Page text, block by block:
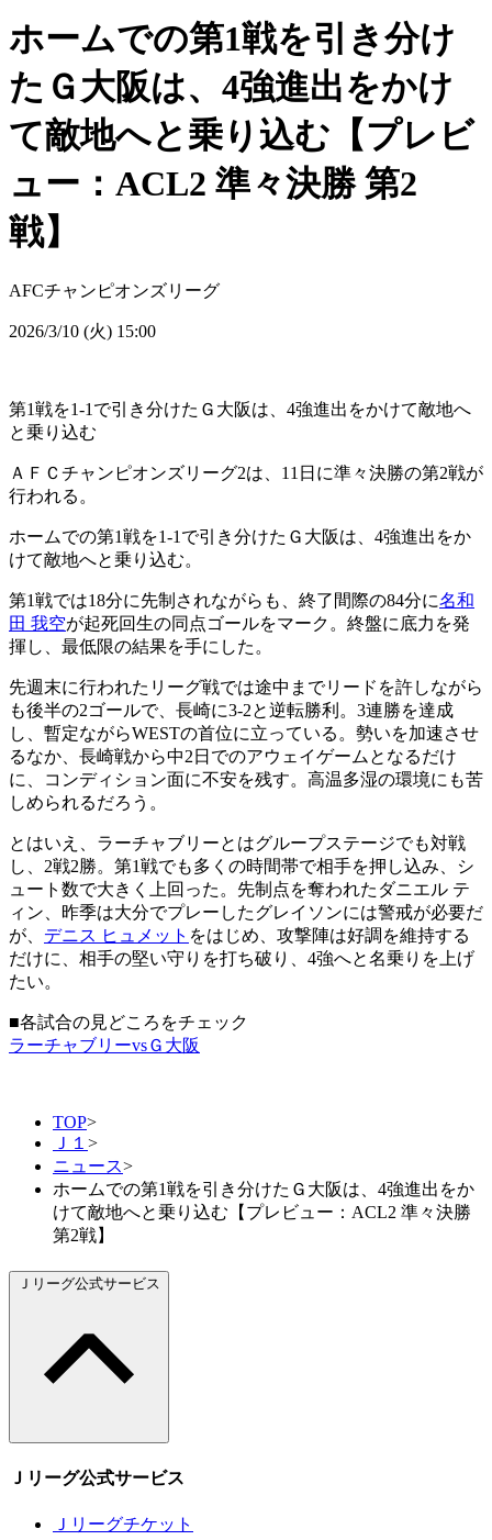
ホームでの第1戦を引き分け
たＧ大阪は、4強進出をかけ
て敵地へと乗り込む【プレビ
ュー：ACL2 準々決勝 第2
戦】
AFCチャンピオンズリーグ
2026/3/10 (火) 15:00
第1戦を1-1で引き分けたＧ大阪は、4強進出をかけて敵地へ
と乗り込む
ＡＦＣチャンピオンズリーグ2は、11日に準々決勝の第2戦が
行われる。
ホームでの第1戦を1-1で引き分けたＧ大阪は、4強進出をか
けて敵地へと乗り込む。
第1戦では18分に先制されながらも、終了間際の84分に名和
田 我空が起死回生の同点ゴールをマーク。終盤に底力を発
揮し、最低限の結果を手にした。
先週末に行われたリーグ戦では途中までリードを許しながら
も後半の2ゴールで、長崎に3-2と逆転勝利。3連勝を達成
し、暫定ながらWESTの首位に立っている。勢いを加速させ
るなか、長崎戦から中2日でのアウェイゲームとなるだけ
に、コンディション面に不安を残す。高温多湿の環境にも苦
しめられるだろう。
とはいえ、ラーチャブリーとはグループステージでも対戦
し、2戦2勝。第1戦でも多くの時間帯で相手を押し込み、シ
ュート数で大きく上回った。先制点を奪われたダニエル テ
ィン、昨季は大分でプレーしたグレイソンには警戒が必要だ
が、 デニス ヒュメット をはじめ、攻撃陣は好調を維持する
だけに、相手の堅い守りを打ち破り、4強へと名乗りを上げ
たい。
■各試合の見どころをチェック
ラーチャブリーvsＧ大阪
TOP>
Ｊ１ >
ニュース>
ホームでの第1戦を引き分けたＧ大阪は、4強進出をか
けて敵地へと乗り込む【プレビュー：ACL2 準々決勝
第2戦】
Ｊリーグ公式サービス
Ｊリーグ公式サービス
Ｊリーグチケット